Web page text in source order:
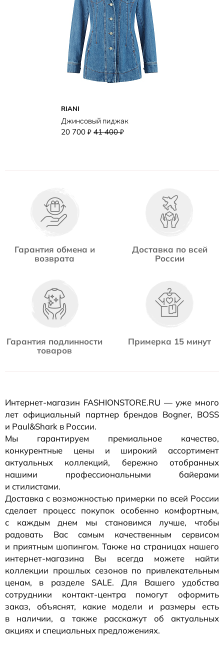
RIANI
Джинсовый пиджак
20 700 ₽ 41 400₽
Гарантия обмена и
возврата
Доставка по всей
России
Гарантия подлинности
товаров
Примерка 15 минут
Интернет-магазин FASHIONSTORE.RU — уже много
лет официальный партнер брендов Bogner, BOSS
и Paul&Shark в России.
Мы гарантируем премиальное качество,
конкурентные цены и широкий ассортимент
актуальных коллекций, бережно отобранных
нашими профессиональными байерами
и стилистами.
Доставка с возможностью примерки по всей России
сделает процесс покупок особенно комфортным,
с каждым днем мы становимся лучше, чтобы
радовать Вас самым качественным сервисом
и приятным шопингом. Также на страницах нашего
интернет-магазина Вы всегда можете найти
коллекции прошлых сезонов по привлекательным
ценам, в разделе SALE. Для Вашего удобства
сотрудники контакт-центра помогут оформить
заказ, объяснят, какие модели и размеры есть
в наличии, а также расскажут об актуальных
акциях и специальных предложениях.